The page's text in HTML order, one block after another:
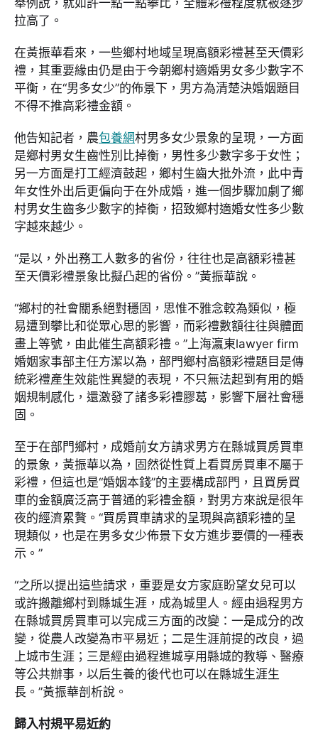
舉例說，就如許一點一點攀比，全體彩禮程度就被逐步
拉高了。
在黃振華看來，一些鄉村地域呈現高額彩禮甚至天價彩
禮，其重要緣由仍是由于今朝鄉村適婚男女多少數字不
平衡，在“男多女少”的佈景下，男方為清楚決婚姻題目
不得不推高彩禮金額。
他告知記者，農包養網村男多女少景象的呈現，一方面
是鄉村男女生齒性別比掉衡，男性多少數字多于女性；
另一方面是打工經濟鼓起，鄉村生齒大批外流，此中青
年女性外出后更偏向于在外成婚，進一個步驟加劇了鄉
村男女生齒多少數字的掉衡，招致鄉村適婚女性多少數
字越來越少。
“是以，外出務工人數多的省份，往往也是高額彩禮甚
至天價彩禮景象比擬凸起的省份。”黃振華說。
“鄉村的社會關系絕對穩固，思惟不雅念較為類似，極
易遭到攀比和從眾心思的影響，而彩禮數額往往與體面
畫上等號，由此催生高額彩禮。”上海瀛東lawyer firm
婚姻家事部主任方潔以為，部門鄉村高額彩禮題目是傳
統彩禮產生效能性異變的表現，不只無法起到有用的婚
姻規制感化，還激發了諸多彩禮膠葛，影響下層社會穩
固。
至于在部門鄉村，成婚前女方請求男方在縣城買房買車
的景象，黃振華以為，固然從性質上看買房買車不屬于
彩禮，但這也是“婚姻本錢”的主要構成部門，且買房買
車的金額廣泛高于普通的彩禮金額，對男方來說是很年
夜的經濟累贅。“買房買車請求的呈現與高額彩禮的呈
現類似，也是在男多女少佈景下女方進步要價的一種表
示。”
“之所以提出這些請求，重要是女方家庭盼望女兒可以
或許搬離鄉村到縣城生涯，成為城里人。經由過程男方
在縣城買房買車可以完成三方面的改變：一是成分的改
變，從農人改變為市平易近；二是生涯前提的改良，過
上城市生涯；三是經由過程進城享用縣城的教導、醫療
等公共辦事，以后生養的後代也可以在縣城生涯生
長。”黃振華剖析說。
歸入村規平易近約